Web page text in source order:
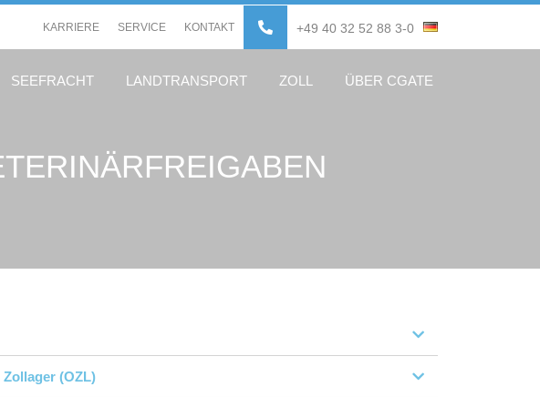
KARRIERE SERVICE KONTAKT +49 40 32 52 88 3-0
SEEFRACHT LANDTRANSPORT ZOLL ÜBER CGATE
(OZL)